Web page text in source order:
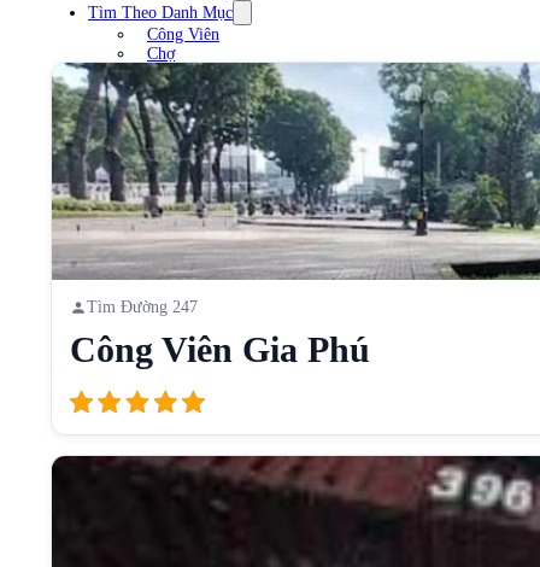
Tìm Theo Danh Mục
Công Viên
Chợ
Trạm xăng
Sân Vận Động
Nhà Hàng
Cầu
Liên Hệ
Tìm Đường 247
Công Viên Gia Phú